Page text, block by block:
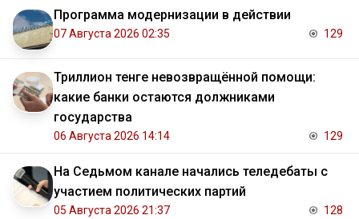
Программа модернизации в действии
07 Августа 2026 02:35 129
Триллион тенге невозвращённой помощи:
какие банки остаются должниками
государства
06 Августа 2026 14:14 129
На Седьмом канале начались теледебаты с
участием политических партий
05 Августа 2026 21:37 128